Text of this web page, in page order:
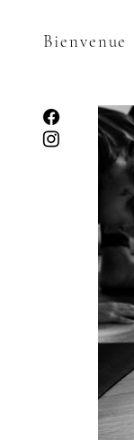
Bienvenue